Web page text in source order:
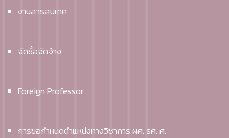
งานสารสนเทศ
จัดซื้อจัดจ้าง
Foreign Professor
การขอกำหนดตำแหน่งทางวิชาการ ผศ. รศ. ศ.